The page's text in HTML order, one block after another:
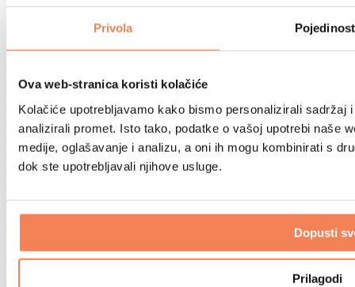
Privola
Ova web-stranica koristi kolačiće
Kolačiće upotrebljavamo kako bismo personalizirali sadržaj
analizirali promet. Isto tako, podatke o vašoj upotrebi naše
medije, oglašavanje i analizu, a oni ih mogu kombinirati s
dok ste upotrebljavali njihove usluge.
Dopusti
Prilagodi
Torbe i ruksaci
Torbe za hranu i dodaci
Oprema prema aktivnosti
Trčanje
Borilački sportovi
Biciklizam
Joga i pilates
Terapija hladnom vodom
Planinarenje
Filteri i vrčevi za vodu